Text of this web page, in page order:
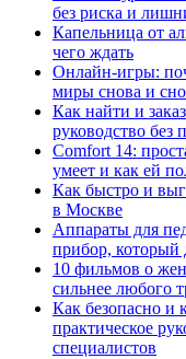
без риска и
Капельница от
чего ждать
Онлайн-игры:
миры снова и
Как найти и
руководство без
Comfort 14:
умеет и как ей
Как быстро и
в Москве
Аппараты для
прибор, который
10 фильмов о
сильнее любого
Как безопасно и
практическое
специалистов